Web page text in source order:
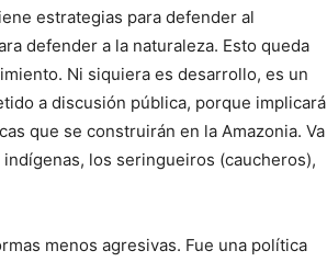
estrategias para defender al
defender a la naturaleza. Esto queda
Ni siquiera es desarrollo, es un
a discusión pública, porque implicará
que se construirán en la Amazonia. Va
los seringueiros (caucheros),
menos agresivas. Fue una política